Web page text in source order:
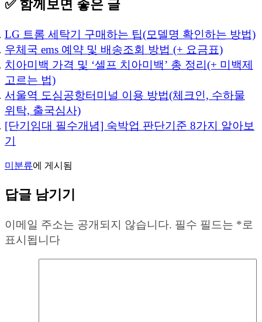
✅ 함께보면 좋은 글
LG 트롬 세탁기 구매하는 팁(모델명 확인하는 방법)
우체국 ems 예약 및 배송조회 방법 (+ 요금표)
치아미백 가격 및 ‘셀프 치아미백’ 총 정리(+ 미백제
고르는 법)
서울역 도심공항터미널 이용 방법(체크인, 수하물
위탁, 출국심사)
[단기임대 필수개념] 숙박업 판단기준 8가지 알아보
기
미분류에 게시됨
답글 남기기
이메일 주소는 공개되지 않습니다. 필수 필드는 *로
표시됩니다